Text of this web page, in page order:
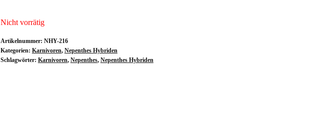
Nicht vorrätig
Artikelnummer: NHY-216
Kategorien: Karnivoren, Nepenthes Hybriden
Schlagwörter: Karnivoren, Nepenthes, Nepenthes Hybriden